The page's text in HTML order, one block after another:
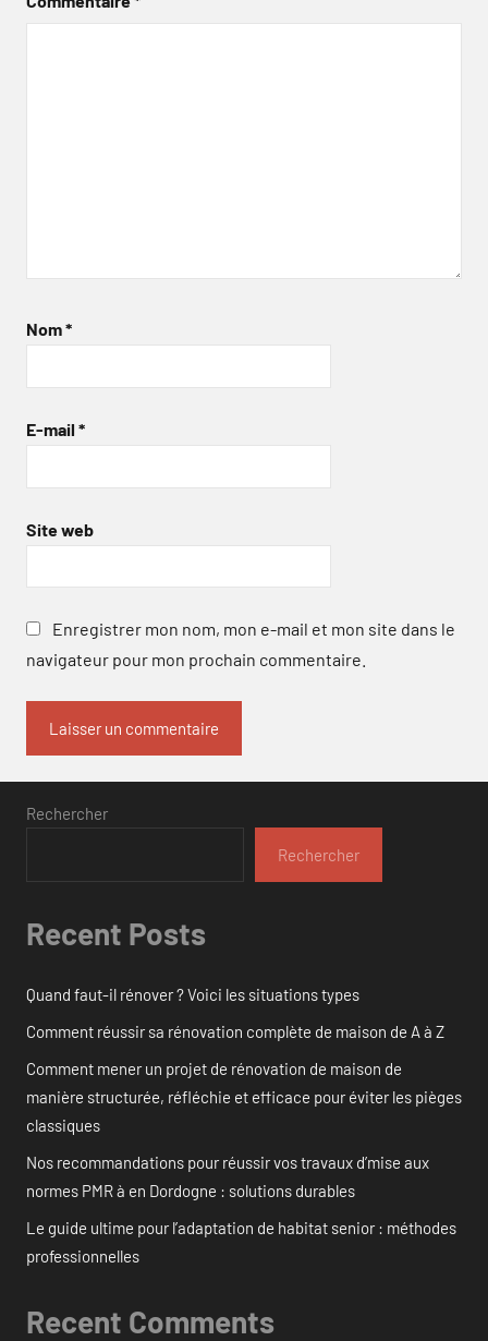
Nom*
E-mail *
Site web
Enregistrer mon nom, mon e-mail et mon site dans le
navigateur pour mon prochain commentaire.
Rechercher
Rechercher
Recent Posts
Quand faut-il rénover ? Voici les situations types
Comment réussir sa rénovation complète de maison de A à Z
Comment mener un projet de rénovation de maison de
manière structurée, réfléchie et efficace pour éviter les pièges
classiques
Nos recommandations pour réussir vos travaux d’mise aux
normes PMR à en Dordogne : solutions durables
Le guide ultime pour l’adaptation de habitat senior : méthodes
professionnelles
Recent Comments